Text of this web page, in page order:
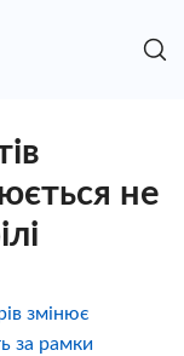
не
змінює
за рамки